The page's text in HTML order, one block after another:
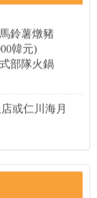
鈴薯燉豬
韓元)
部隊火鍋
或仁川海月